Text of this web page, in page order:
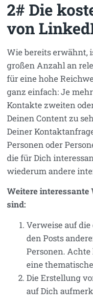
2# Die
von
Wie bereits erwähnt,
großen Anzahl an
für eine hohe
ganz einfach: Je
Kontakte zweiten
Deinen Content zu
Deiner
Personen oder
die für Dich
wiederum andere
Weitere interessante
sind:
Verweise auf
den Posts
Personen.
eine
Die Erstellung
auf Dich